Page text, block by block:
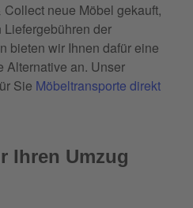
neue Möbel gekauft,
der
bieten wir Ihnen dafür eine
Alternative an. Unser
Sie Möbeltransporte direkt
Ihren Umzug